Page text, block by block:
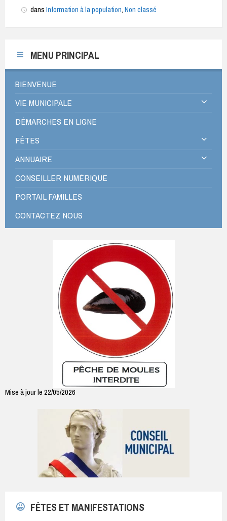
dans Information à la population, Non classé
MENU PRINCIPAL
BIENVENUE
VIE MUNICIPALE
DÉMARCHES EN LIGNE
FÊTES
ANNUAIRE
CONSEILLER NUMÉRIQUE
PORTAIL FAMILLES
CONTACTEZ NOUS
Mise à jour le 22/05/2026
FÊTES ET MANIFESTATIONS